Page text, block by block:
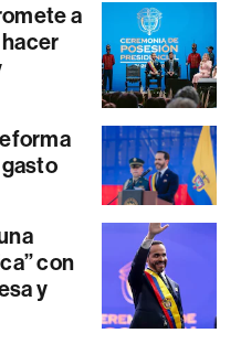
a
con
y